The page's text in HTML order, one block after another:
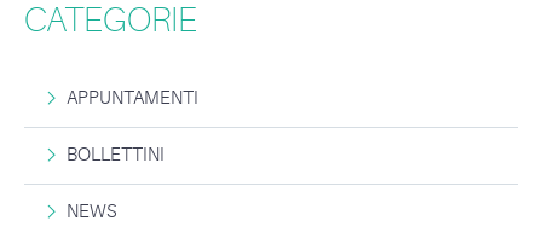
CATEGORIE
APPUNTAMENTI
BOLLETTINI
NEWS